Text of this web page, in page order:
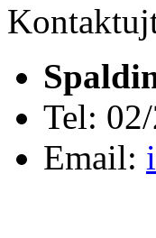
Tel:
Email: